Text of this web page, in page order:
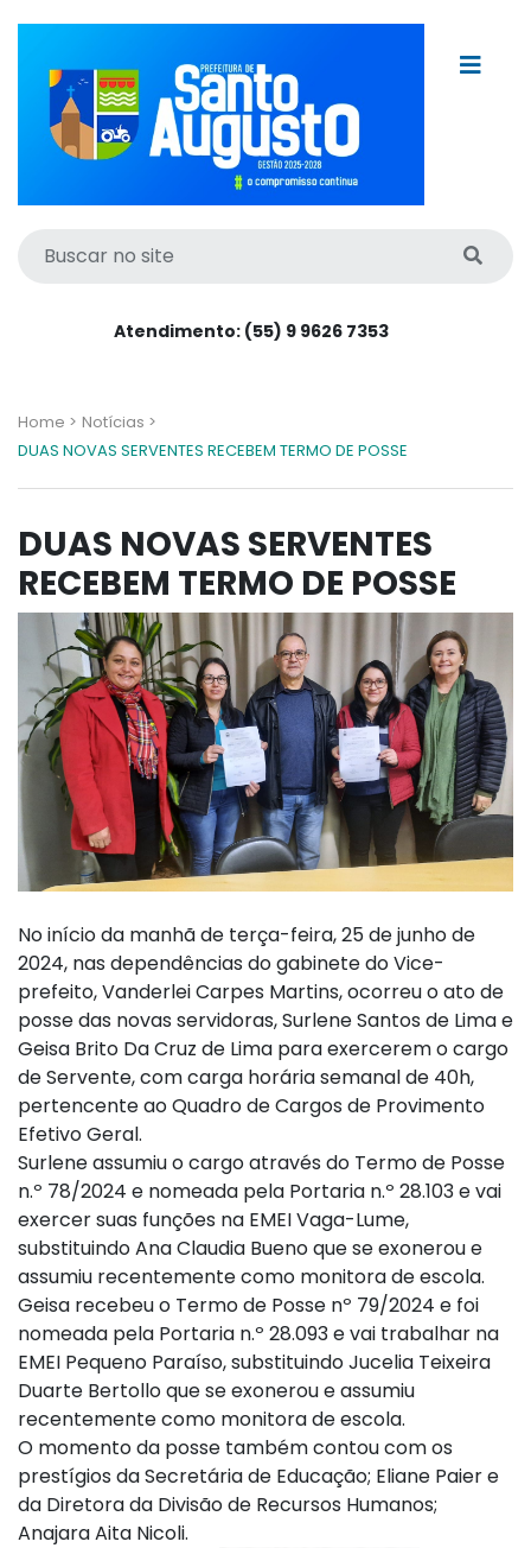
Atendimento: (55) 9 9626 7353
Home > Notícias >
DUAS NOVAS SERVENTES RECEBEM TERMO DE POSSE
DUAS NOVAS SERVENTES
RECEBEM TERMO DE POSSE
No início da manhã de terça-feira, 25 de junho de
2024, nas dependências do gabinete do Vice-
prefeito, Vanderlei Carpes Martins, ocorreu o ato de
posse das novas servidoras, Surlene Santos de Lima e
Geisa Brito Da Cruz de Lima para exercerem o cargo
de Servente, com carga horária semanal de 40h,
pertencente ao Quadro de Cargos de Provimento
Efetivo Geral.
Surlene assumiu o cargo através do Termo de Posse
n.º 78/2024 e nomeada pela Portaria n.º 28.103 e vai
exercer suas funções na EMEI Vaga-Lume,
substituindo Ana Claudia Bueno que se exonerou e
assumiu recentemente como monitora de escola.
Geisa recebeu o Termo de Posse nº 79/2024 e foi
nomeada pela Portaria n.º 28.093 e vai trabalhar na
EMEI Pequeno Paraíso, substituindo Jucelia Teixeira
Duarte Bertollo que se exonerou e assumiu
recentemente como monitora de escola.
O momento da posse também contou com os
prestígios da Secretária de Educação; Eliane Paier e
da Diretora da Divisão de Recursos Humanos;
Anajara Aita Nicoli.